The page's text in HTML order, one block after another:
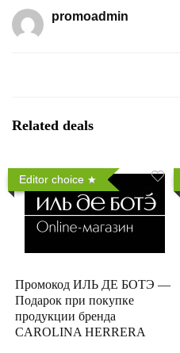
promoadmin
Related deals
Editor choice
Промокод ИЛЬ ДЕ БОТЭ —
Подарок при покупке
продукции бренда
CAROLINA HERRERA